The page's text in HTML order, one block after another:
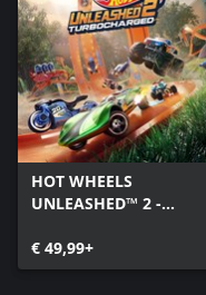
HOT WHEELS
UNLEASHED™ 2 -
€ 49,99+